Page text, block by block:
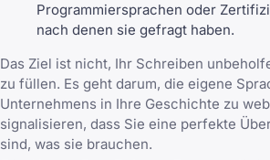
Programmiersprachen oder
nach denen sie gefragt haben.
Das Ziel ist nicht, Ihr Schreiben
zu füllen. Es geht darum, die eigene
Unternehmens in Ihre Geschichte zu
signalisieren, dass Sie eine perfekte
sind, was sie brauchen.